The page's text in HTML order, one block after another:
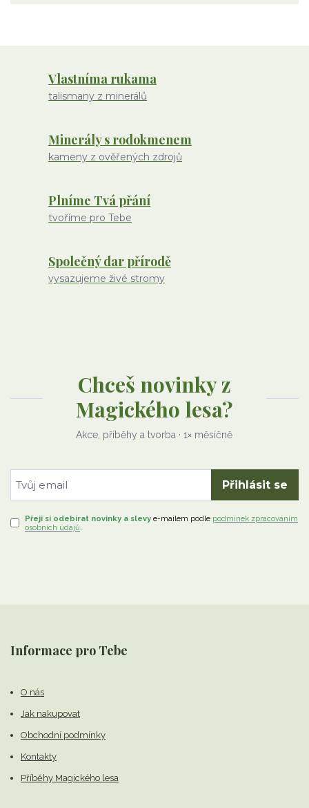
Vlastníma rukama
talismany z minerálů
Minerály s rodokmenem
kameny z ověřených zdrojů
Plníme Tvá přání
tvoříme pro Tebe
Společný dar přírodě
vysazujeme živé stromy
Chceš novinky z
Magického lesa?
Akce, příběhy a tvorba · 1× měsíčně
Přihlásit se
Přeji si odebírat novinky a slevy e-mailem podle podmínek zpracováním
osobních údajů.
Informace pro Tebe
O nás
Jak nakupovat
Obchodní podmínky
Kontakty
Příběhy Magického lesa